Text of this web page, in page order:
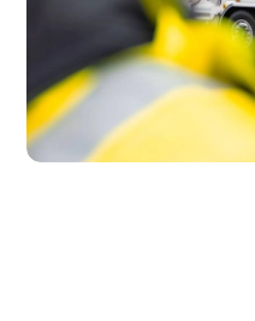
Driftsmeldingar
Åpenhetsloven
Tilgjengelighetserklæring